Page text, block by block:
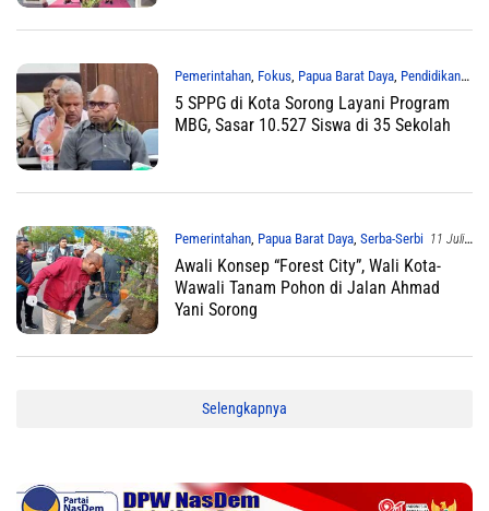
Pemerintahan, Fokus, Papua Barat Daya, Pendidikan
11 Juli 2025
5 SPPG di Kota Sorong Layani Program
MBG, Sasar 10.527 Siswa di 35 Sekolah
Pemerintahan, Papua Barat Daya, Serba-Serbi 11 Juli
2025
Awali Konsep “Forest City”, Wali Kota-
Wawali Tanam Pohon di Jalan Ahmad
Yani Sorong
Selengkapnya